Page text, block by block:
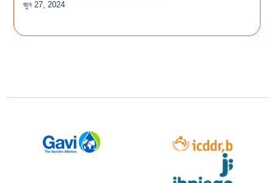
জুন 27, 2024